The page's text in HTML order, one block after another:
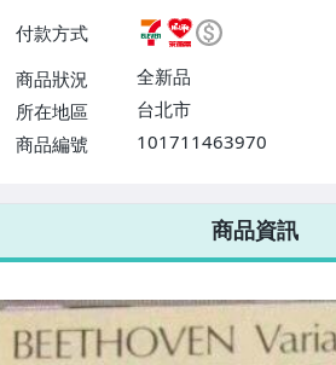
ELEVEN取貨不付款【
或消費滿$1298免運費
$1598免運費】
付款方式
商品狀況
全新品
所在地區
台北市
商品編號
101711463970
7-ELEVEN 運費只要38元
不限金額、筆數，筆筆優惠無
商品資訊